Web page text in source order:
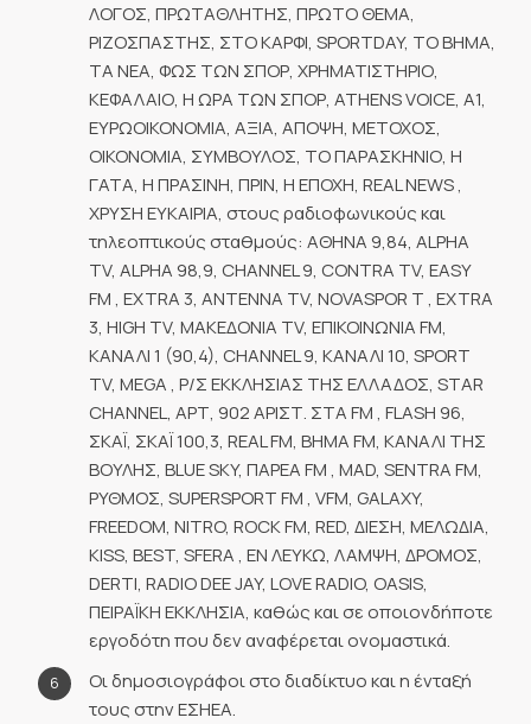
ΛΟΓΟΣ, ΠΡΩΤΑΘΛΗΤΗΣ, ΠΡΩΤΟ ΘΕΜΑ,
ΡΙΖΟΣΠΑΣΤΗΣ, ΣΤΟ ΚΑΡΦΙ, SPORTDAY, ΤΟ ΒΗΜΑ,
ΤΑ ΝΕΑ, ΦΩΣ ΤΩΝ ΣΠΟΡ, ΧΡΗΜΑΤΙΣΤΗΡΙΟ,
ΚΕΦΑΛΑΙΟ, Η ΩΡΑ ΤΩΝ ΣΠΟΡ, ATHENS VOICE, A1,
ΕΥΡΩΟΙΚΟΝΟΜΙΑ, ΑΞΙΑ, ΑΠΟΨΗ, ΜΕΤΟΧΟΣ,
ΟΙΚΟΝΟΜΙΑ, ΣΥΜΒΟΥΛΟΣ, ΤΟ ΠΑΡΑΣΚΗΝΙΟ, Η
ΓΑΤΑ, Η ΠΡΑΣΙΝΗ, ΠΡΙΝ, Η ΕΠΟΧΗ, REAL NEWS ,
ΧΡΥΣΗ ΕΥΚΑΙΡΙΑ, στους ραδιοφωνικούς και
τηλεοπτικούς σταθμούς: ΑΘΗΝΑ 9,84, ALPHA
TV, ALPHA 98,9, CHANNEL 9, CONTRA TV, EASY
FM , EXTRA 3, ΑΝΤΕΝΝΑ TV, NOVASPOR T , EXTRA
3, HIGH TV, ΜΑΚΕΔΟΝΙΑ TV, ΕΠΙΚΟΙΝΩΝΙΑ FM,
ΚΑΝΑΛΙ 1 (90,4), CHANNEL 9, ΚΑΝΑΛΙ 10, SPORT
TV, MEGA , Ρ/Σ ΕΚΚΛΗΣΙΑΣ ΤΗΣ ΕΛΛΑΔΟΣ, STAR
CHANNEL, ΑΡΤ, 902 ΑΡΙΣΤ. ΣΤΑ FM , FLASH 96,
ΣΚΑΪ, ΣΚΑΪ 100,3, REAL FM, ΒΗΜΑ FM, ΚΑΝΑΛΙ ΤΗΣ
ΒΟΥΛΗΣ, BLUE SKY, ΠΑΡΕΑ FM , MAD, SENTRA FM,
ΡΥΘΜΟΣ, SUPERSPORT FM , VFM, GALAXY,
FREEDOM, NITRO, ROCK FM, RED, ΔΙΕΣΗ, ΜΕΛΩΔΙΑ,
KISS, BEST, SFERA , ΕΝ ΛΕΥΚΩ, ΛΑΜΨΗ, ΔΡΟΜΟΣ,
DERTI, RADIO DEE JAY, LOVE RADIO, OASIS,
ΠΕΙΡΑΪΚΗ ΕΚΚΛΗΣΙΑ, καθώς και σε οποιονδήποτε
εργοδότη που δεν αναφέρεται ονομαστικά.
Οι δημοσιογράφοι στο διαδίκτυο και η ένταξή
τους στην ΕΣΗΕΑ.